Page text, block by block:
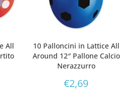
All
10 Palloncini in Lattice All
Around 12″ Pallone Calcio
Nerazzurro
€2,69